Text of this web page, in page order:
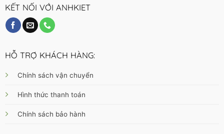
KẾT NỐI VỚI ANHKIET
HỖ TRỢ KHÁCH HÀNG:
Chính sách vận chuyển
Hình thức thanh toán
Chính sách bảo hành